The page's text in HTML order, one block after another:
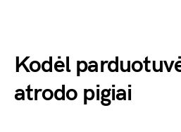
Kodėl
atrodo pigiai